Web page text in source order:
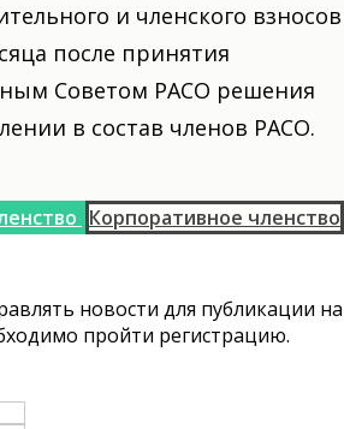
и членского взносов
после принятия
Советом РАСО решения
в состав членов РАСО.
Корпоративное членство
новости для публикации на
пройти регистрацию.